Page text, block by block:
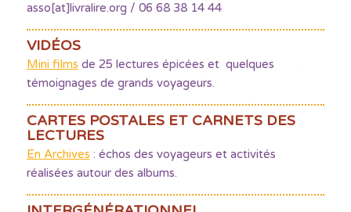
asso[at]livralire.org / 06 68 38 14 44
VIDÉOS
Mini films de 25 lectures épicées et quelques
témoignages de grands voyageurs.
CARTES POSTALES ET CARNETS DES
LECTURES
En Archives : échos des voyageurs et activités
réalisées autour des albums.